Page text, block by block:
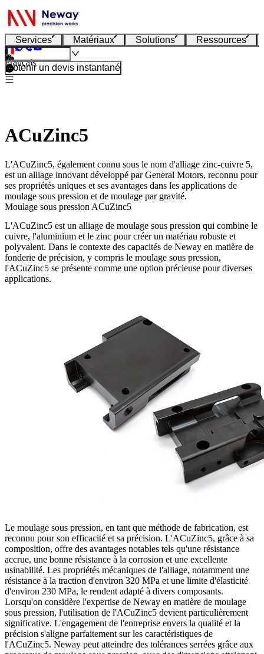
Services Matériaux Solutions Ressources
Français
Obtenir un devis instantané
ACuZinc5
L'ACuZinc5, également connu sous le nom d'alliage zinc-cuivre 5,
est un alliage innovant développé par General Motors, reconnu pour
ses propriétés uniques et ses avantages dans les applications de
moulage sous pression et de moulage par gravité.
Moulage sous pression ACuZinc5
L'ACuZinc5 est un alliage de moulage sous pression qui combine le
cuivre, l'aluminium et le zinc pour créer un matériau robuste et
polyvalent. Dans le contexte des capacités de Neway en matière de
fonderie de précision, y compris le moulage sous pression,
l'ACuZinc5 se présente comme une option précieuse pour diverses
applications.
Le moulage sous pression, en tant que méthode de fabrication, est
reconnu pour son efficacité et sa précision. L'ACuZinc5, grâce à sa
composition, offre des avantages notables tels qu'une résistance
accrue, une bonne résistance à la corrosion et une excellente
usinabilité. Les propriétés mécaniques de l'alliage, notamment une
résistance à la traction d'environ 320 MPa et une limite d'élasticité
d'environ 230 MPa, le rendent adapté à divers composants.
Lorsqu'on considère l'expertise de Neway en matière de moulage
sous pression, l'utilisation de l'ACuZinc5 devient particulièrement
significative. L'engagement de l'entreprise envers la qualité et la
précision s'aligne parfaitement sur les caractéristiques de
l'ACuZinc5. Neway peut atteindre des tolérances serrées grâce aux